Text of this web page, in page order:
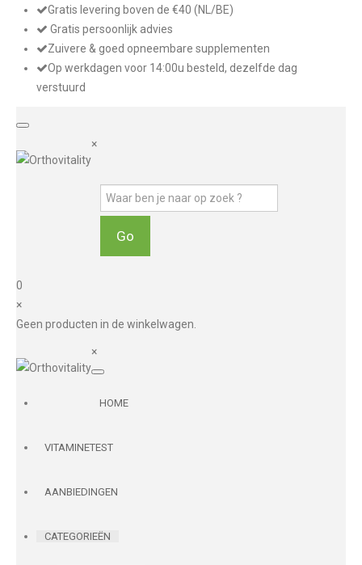
Gratis levering boven de €40 (NL/BE)
Gratis persoonlijk advies
Zuivere & goed opneembare supplementen
Op werkdagen voor 14:00u besteld, dezelfde dag
verstuurd
×
0
×
Geen producten in de winkelwagen.
×
HOME
VITAMINETEST
AANBIEDINGEN
CATEGORIEËN